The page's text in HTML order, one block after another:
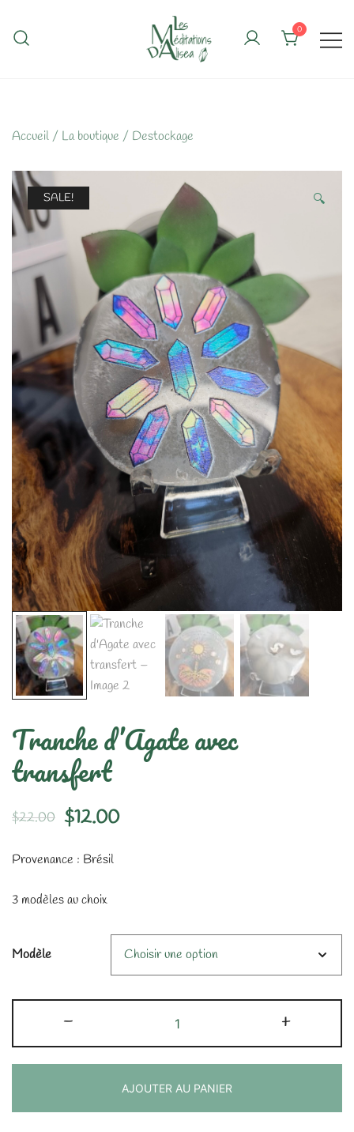
content
0
Accueil / La boutique / Destockage
SALE! 🔍
Tranche d’Agate avec
transfert
$22.00 Le
prix
$22.00.
$12.00Le
$12.00.
Provenance : Brésil
3 modèles au choix
Modèle
-
de
Tranche
avec
transfert
+
AJOUTER AU PANIER